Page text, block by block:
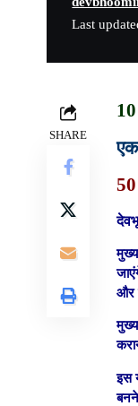
Last
SHARE
और
इस
बनने